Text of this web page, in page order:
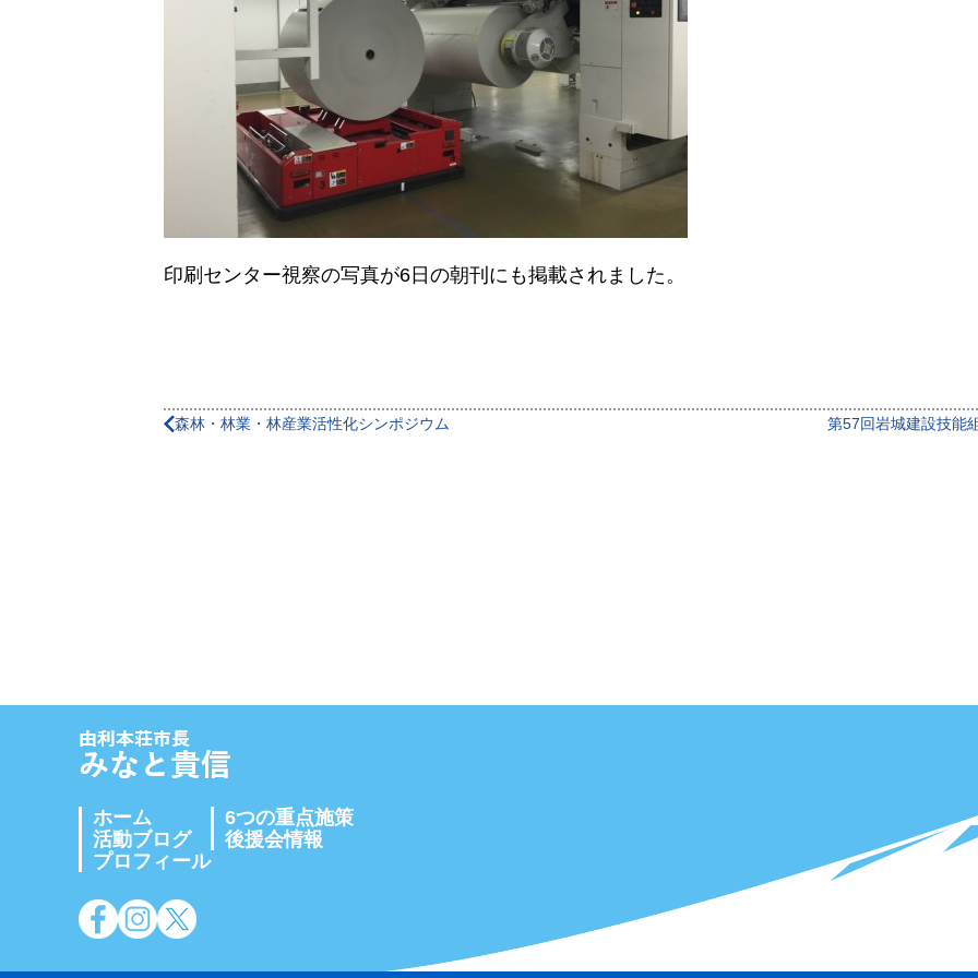
印刷センター視察の写真が6日の朝刊にも掲載されました。
森林・林業・林産業活性化シンポジウム 第57回岩城建設技能
ホーム
活動ブログ
プロフィール
6つの重点施策
後援会情報